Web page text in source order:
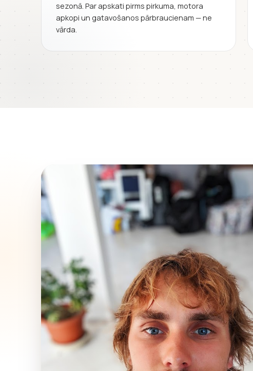
sezonā. Par apskati pirms pirkuma, motora
apkopi un gatavošanos pārbraucienam — ne
vārda.